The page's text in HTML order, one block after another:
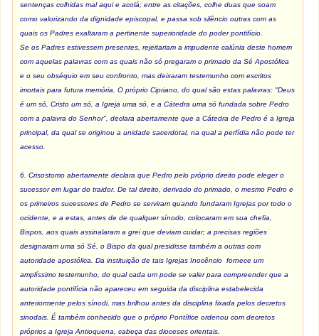
sentenças colhidas mal aqui e acolá; entre as citações, colhe duas que soam
como valorizando da dignidade episcopal, e passa sob silêncio outras com as
quais os Padres exaltaram a pertinente superioridade do poder pontifício.
Se os Padres estivessem presentes, rejeitariam a impudente calúnia deste homem
com aquelas palavras com as quais não só pregaram o primado da Sé Apostólica
e o seu obséquio em seu confronto, mas deixaram testemunho com escritos
imortais para futura memória. O próprio Cipriano, do qual são estas palavras: "Deus
é um só, Cristo um só, a Igreja uma só, e a Cátedra uma só fundada sobre Pedro
com a palavra do Senhor", declara abertamente que a Cátedra de Pedro é a Igreja
principal, da qual se originou a unidade sacerdotal, na qual a perfídia não pode ter
acesso.
6. Crisostomo abertamente declara que Pedro pelo próprio direito pode eleger o
sucessor em lugar do traidor. De tal direito, derivado do primado, o mesmo Pedro e
os primeiros sucessores de Pedro se serviram quando fundaram Igrejas por todo o
ocidente, e a estas, antes de de qualquer sínodo, colocaram em sua chefia,
Bispos, aos quais assinalaram a grei que deviam cuidar; a precisas regiões
designaram uma só Sé, o Bispo da qual presidisse também a outras com
autoridade apostólica. Da instituição de tais Igrejas Inocêncio fornece um
amplíssimo testemunho, do qual cada um pode se valer para compreender que a
autoridade pontifícia não apareceu em seguida da disciplina estabelecida
anteriormente pelos sínodi, mas brilhou antes da disciplina fixada pelos decretos
sinodais. É também conhecido que o próprio Pontífice ordenou com decretos
próprios a Igreja Antioquena, cabeça das dioceses orientais.